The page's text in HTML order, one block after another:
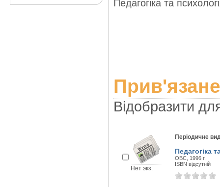
Педагогіка та
Відобразити
Нет экз.
Періодичне
Педагогіка
ОВС, 1996 г.
ISBN відсутній